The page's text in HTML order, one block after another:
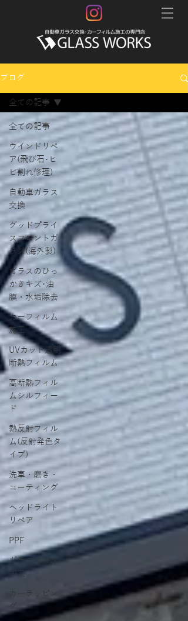
ブログ
全ての記事
ウインドリペ
ア(飛び石･ヒ
ビ割れ修理)
自動車ガラス
交換
グッドプライ
スフロントガ
ラス(海外製)
ガラスのひっ
かきキズ･油
膜・水垢除去
カーフィルム
施工
UVカット透明
断熱フィルム
高断熱フィル
ムシルフィー
ド
熱反射フィル
ム(反射発色タ
イプ)
洗車・磨き・
コーティング
ヘッドライト
リペア
PPF
ガラスの撥水
加工
カーラッピン
グ
全ての記事